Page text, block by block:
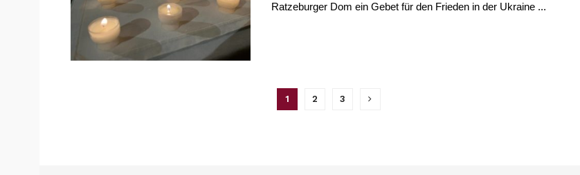
Ratzeburger Dom ein Gebet für den Frieden in der Ukraine ...
1 2 3